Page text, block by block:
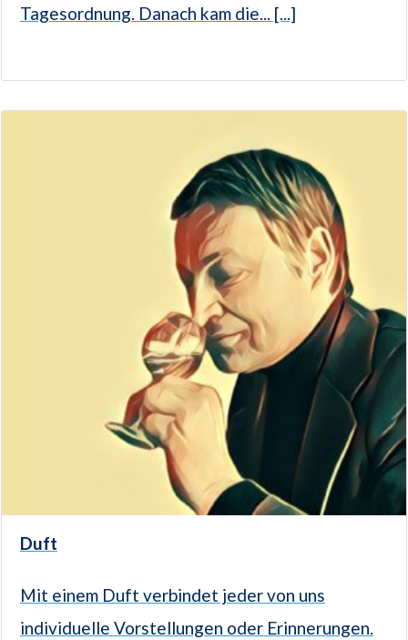
Tagesordnung. Danach kam die... [...]
Duft
Mit einem Duft verbindet jeder von uns
individuelle Vorstellungen oder Erinnerungen.